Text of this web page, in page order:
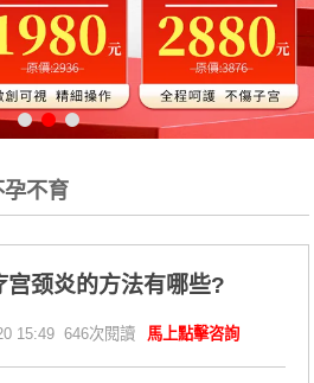
孕不育
宫颈炎的方法有哪些?
15:49 646次閱讀 馬上點擊咨詢